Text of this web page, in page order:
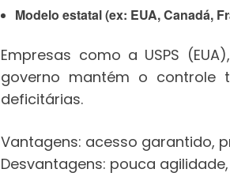
Modelo estatal (ex: EUA, Canadá,
Empresas como a USPS
governo mantém o controle
deficitárias.
Vantagens: acesso garantido,
Desvantagens: pouca